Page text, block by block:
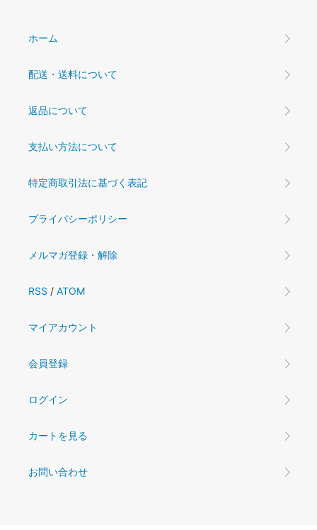
ホーム
配送・送料について
返品について
支払い方法について
特定商取引法に基づく表記
プライバシーポリシー
メルマガ登録・解除
RSS / ATOM
マイアカウント
会員登録
ログイン
カートを見る
お問い合わせ